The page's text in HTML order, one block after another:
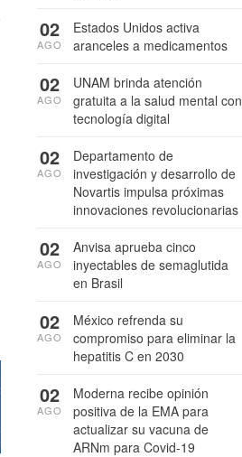
Estados Unidos activa
aranceles a medicamentos
02
AGO
UNAM brinda atención
gratuita a la salud mental con
tecnología digital
02
AGO
Departamento de
investigación y desarrollo de
Novartis impulsa próximas
innovaciones revolucionarias
02
AGO
Anvisa aprueba cinco
inyectables de semaglutida
en Brasil
02
AGO
México refrenda su
compromiso para eliminar la
hepatitis C en 2030
02
AGO
Moderna recibe opinión
positiva de la EMA para
actualizar su vacuna de
ARNm para Covid-19
02
AGO